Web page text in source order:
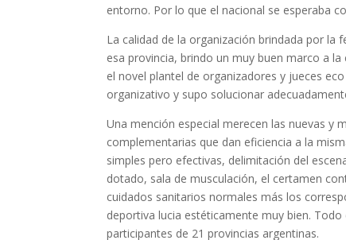
entorno. Por lo que el nacional se esperaba
La calidad de la organización brindada por
esa provincia, brindo un muy buen marco a
el novel plantel de organizadores y jueces
organizativo y supo solucionar
Una mención especial merecen las nuevas y
complementarias que dan eficiencia a la
simples pero efectivas, delimitación del
dotado, sala de musculación, el certamen
cuidados sanitarios normales más los
deportiva lucia estéticamente muy bien.
participantes de 21 provincias argentinas.